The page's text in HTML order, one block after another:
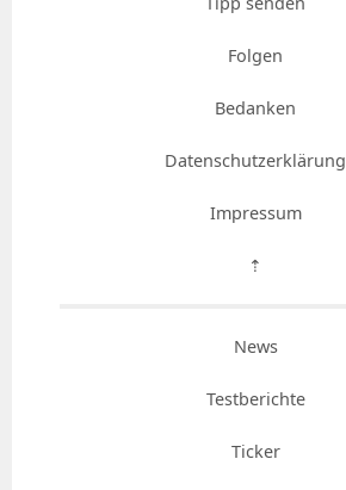
Folgen
Bedanken
Datenschutzerklärung
Impressum
⇡
News
Testberichte
Ticker